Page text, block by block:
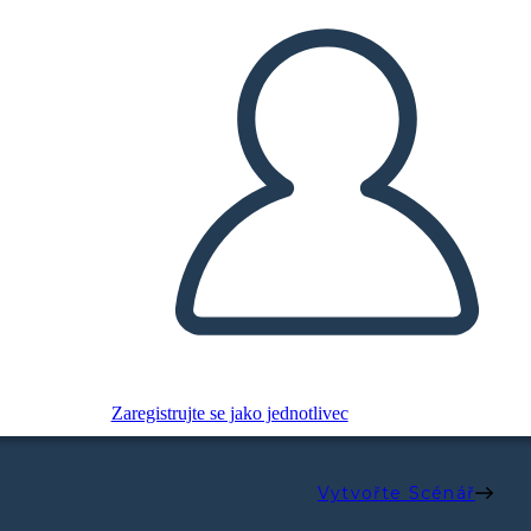
Zaregistrujte se jako jednotlivec
Vytvořte Scénář